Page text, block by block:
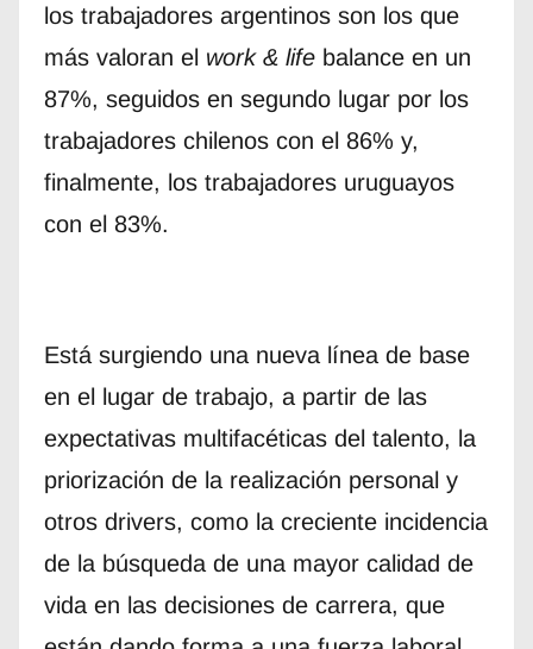
los trabajadores argentinos son los que
más valoran el work & lifebalance en un
87%, seguidos en segundo lugar por los
trabajadores chilenos con el 86% y,
finalmente, los trabajadores uruguayos
con el 83%.
Está surgiendo una nueva línea de base
en el lugar de trabajo, a partir de las
expectativas multifacéticas del talento, la
priorización de la realización personal y
otros drivers, como la creciente incidencia
de la búsqueda de una mayor calidad de
vida en las decisiones de carrera, que